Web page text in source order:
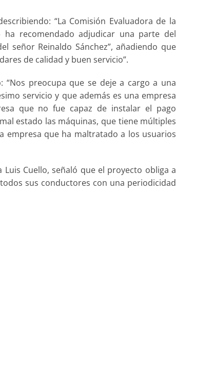
“La Comisión Evaluadora de la
recomendado adjudicar una parte del
señor Reinaldo Sánchez”, añadiendo que
de calidad y buen servicio”.
preocupa que se deje a cargo a una
servicio y que además es una empresa
que no fue capaz de instalar el pago
estado las máquinas, que tiene múltiples
empresa que ha maltratado a los usuarios
Cuello, señaló que el proyecto obliga a
sus conductores con una periodicidad